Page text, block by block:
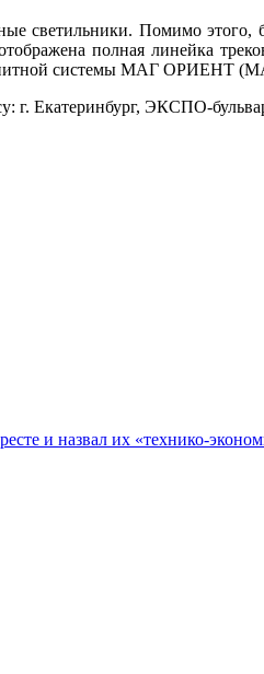
светильники. Помимо
полная линейка
системы МАГ ОРИЕНТ
г. Екатеринбург, ЭКСПО-
и назвал их «технико-